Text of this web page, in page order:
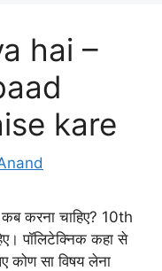
hai –
kare
करना चाहिए? 10th
पॉलिटेक्निक कहा से
कोण सा विषय लेना